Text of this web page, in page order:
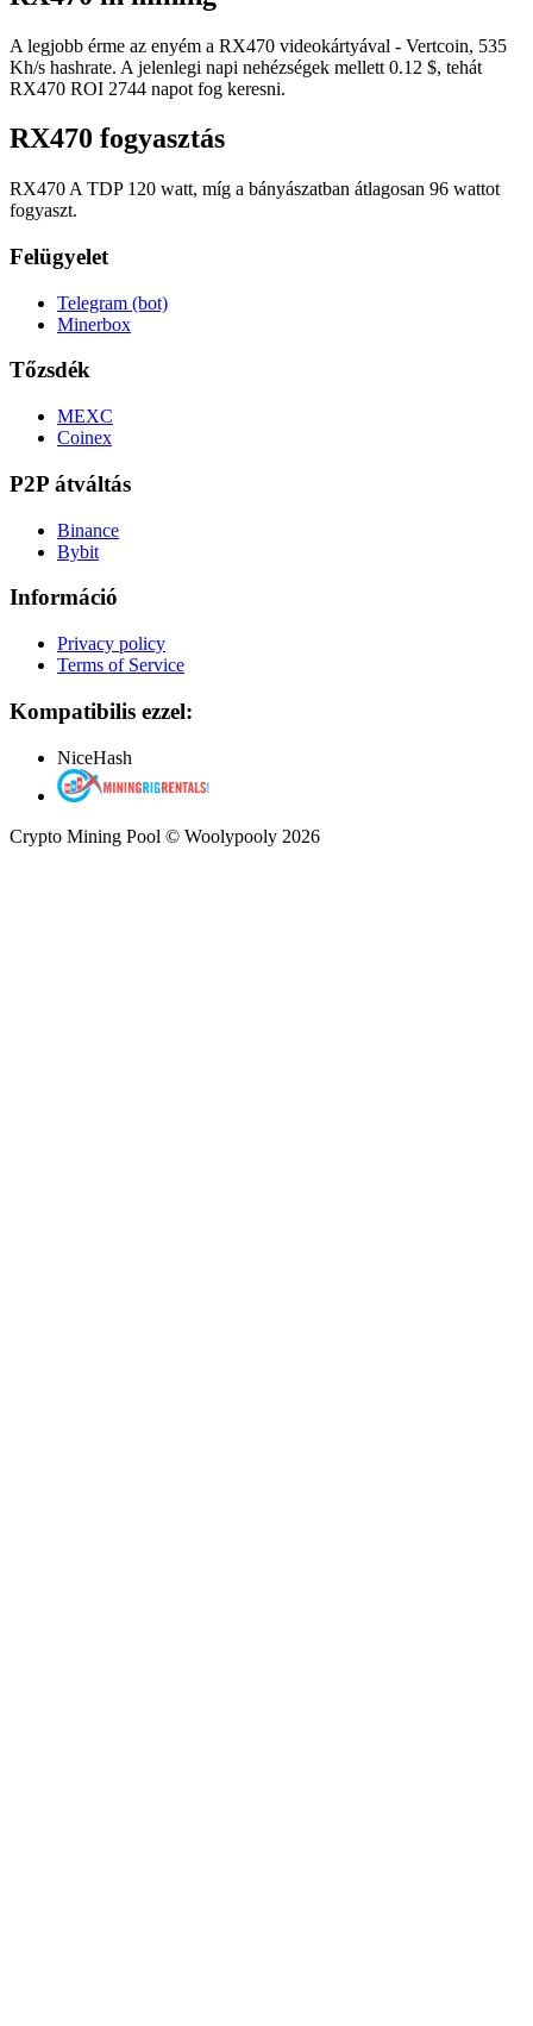
A legjobb érme az enyém a RX470 videokártyával - Vertcoin, 535
Kh/s hashrate. A jelenlegi napi nehézségek mellett 0.12 $, tehát
RX470 ROI 2744 napot fog keresni.
RX470 fogyasztás
RX470 A TDP 120 watt, míg a bányászatban átlagosan 96 wattot
fogyaszt.
Felügyelet
Telegram (bot)
Minerbox
Tőzsdék
MEXC
Coinex
P2P átváltás
Binance
Bybit
Információ
Privacy policy
Terms of Service
Kompatibilis ezzel:
NiceHash
Crypto Mining Pool © Woolypooly 2026